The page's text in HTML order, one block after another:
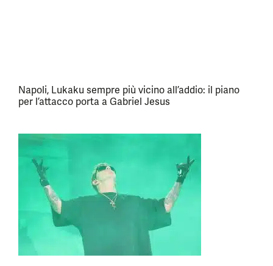
Napoli, Lukaku sempre più vicino all’addio: il piano
per l’attacco porta a Gabriel Jesus